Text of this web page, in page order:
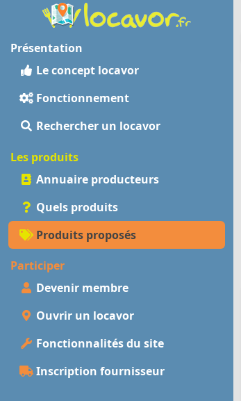
Présentation
Le concept locavor
Fonctionnement
Rechercher un locavor
Les produits
Annuaire producteurs
Quels produits
Produits proposés
Participer
Devenir membre
Ouvrir un locavor
Fonctionnalités du site
Inscription fournisseur